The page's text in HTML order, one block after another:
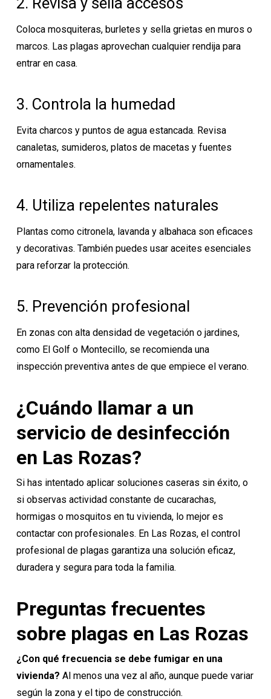
Coloca mosquiteras, burletes y sella grietas en muros o
marcos. Las plagas aprovechan cualquier rendija para
entrar en casa.
3. Controla la humedad
Evita charcos y puntos de agua estancada. Revisa
canaletas, sumideros, platos de macetas y fuentes
ornamentales.
4. Utiliza repelentes naturales
Plantas como citronela, lavanda y albahaca son eficaces
y decorativas. También puedes usar aceites esenciales
para reforzar la protección.
5. Prevención profesional
En zonas con alta densidad de vegetación o jardines,
como El Golf o Montecillo, se recomienda una
inspección preventiva antes de que empiece el verano.
¿Cuándo llamar a un
servicio de desinfección
en Las Rozas?
Si has intentado aplicar soluciones caseras sin éxito, o
si observas actividad constante de cucarachas,
hormigas o mosquitos en tu vivienda, lo mejor es
contactar con profesionales. En Las Rozas, el control
profesional de plagas garantiza una solución eficaz,
duradera y segura para toda la familia.
Preguntas frecuentes
sobre plagas en Las Rozas
¿Con qué frecuencia se debe fumigar en una
vivienda? Al menos una vez al año, aunque puede variar
según la zona y el tipo de construcción.